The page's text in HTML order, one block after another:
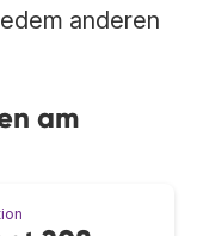
anderen
am